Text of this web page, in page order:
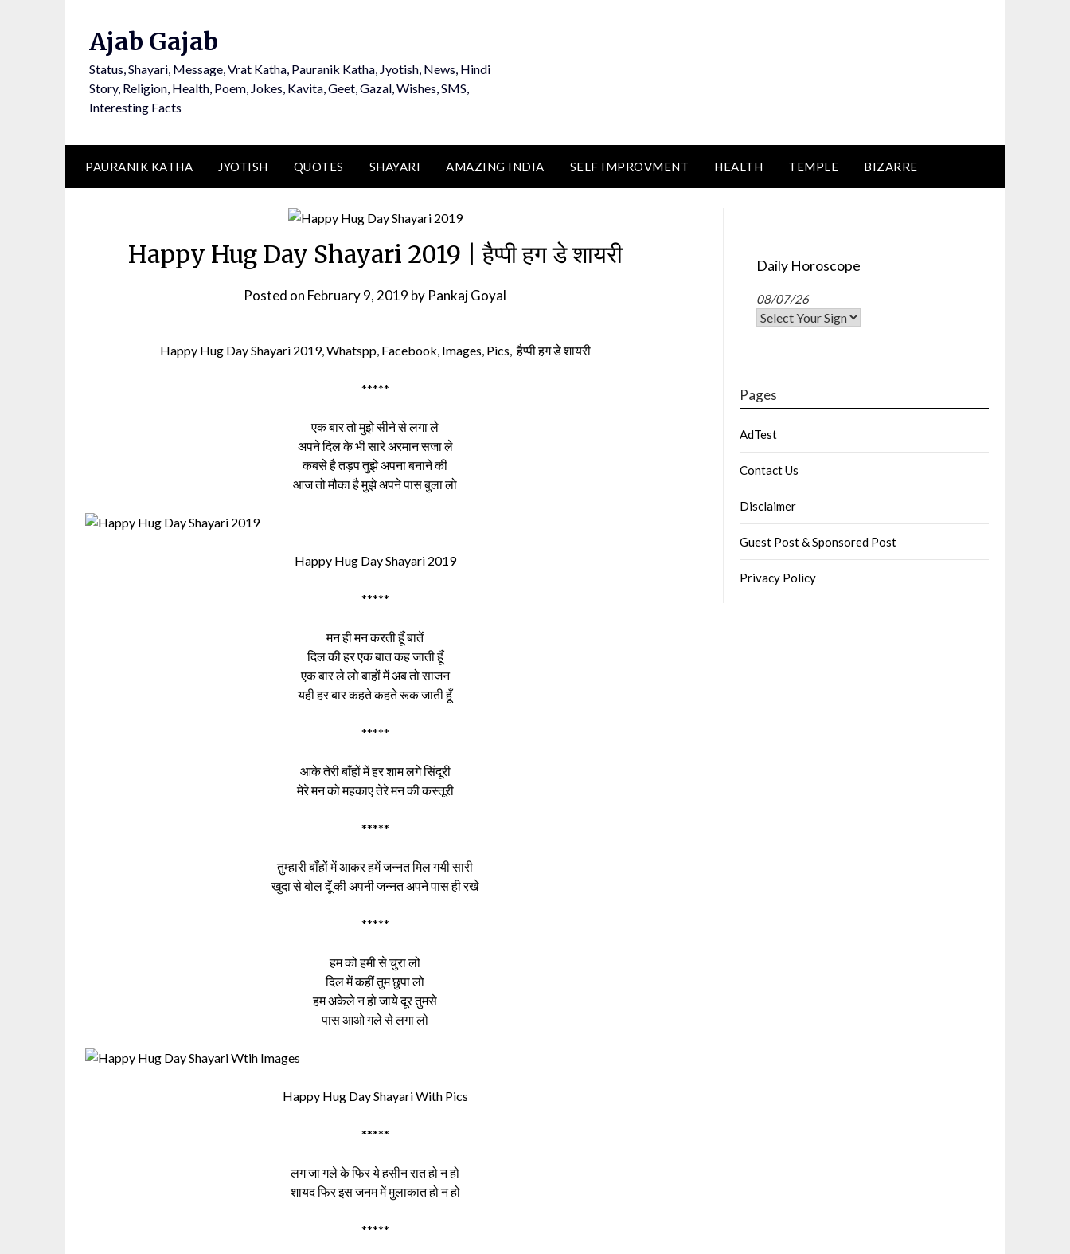
Ajab Gajab
Status, Shayari, Message, Vrat Katha, Pauranik Katha, Jyotish, News, Hindi
Story, Religion, Health, Poem, Jokes, Kavita, Geet, Gazal, Wishes, SMS,
Interesting Facts
PAURANIK KATHA JYOTISH QUOTES SHAYARI AMAZING INDIA SELF IMPROVMENT HEALTH TEMPLE BIZARRE
Happy Hug Day Shayari 2019 | हैप्पी हग डे शायरी
Posted on February 9, 2019 by Pankaj Goyal
Happy Hug Day Shayari 2019, Whatspp, Facebook, Images, Pics, हैप्पी हग डे शायरी
*****
एक बार तो मुझे सीने से लगा ले
अपने दिल के भी सारे अरमान सजा ले
कबसे है तड़प तुझे अपना बनाने की
आज तो मौका है मुझे अपने पास बुला लो
Happy Hug Day Shayari 2019
*****
मन ही मन करती हूँ बातें
दिल की हर एक बात कह जाती हूँ
एक बार ले लो बाहों में अब तो साजन
यही हर बार कहते कहते रूक जाती हूँ
*****
आके तेरी बाँहों में हर शाम लगे सिंदूरी
मेरे मन को महकाए तेरे मन की कस्तूरी
*****
तुम्हारी बाँहों में आकर हमें जन्नत मिल गयी सारी
खुदा से बोल दूँ की अपनी जन्नत अपने पास ही रखे
*****
हम को हमी से चुरा लो
दिल में कहीं तुम छुपा लो
हम अकेले न हो जाये दूर तुमसे
पास आओ गले से लगा लो
Happy Hug Day Shayari With Pics
*****
लग जा गले के फिर ये हसीन रात हो न हो
शायद फिर इस जनम में मुलाकात हो न हो
*****
Daily Horoscope
08/07/26
Pages
AdTest
Contact Us
Disclaimer
Guest Post & Sponsored Post
Privacy Policy